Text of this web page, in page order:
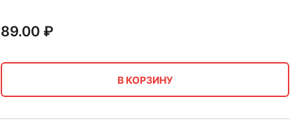
89.00₽
В КОРЗИНУ